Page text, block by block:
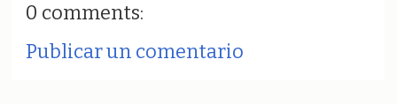
0 comments:
Publicar un comentario